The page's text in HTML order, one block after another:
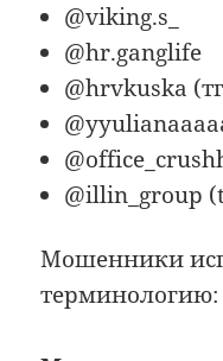
@viking.s_
@hr.ganglife
@hrvkuska
@illin_group
Мошенники
терминологию: